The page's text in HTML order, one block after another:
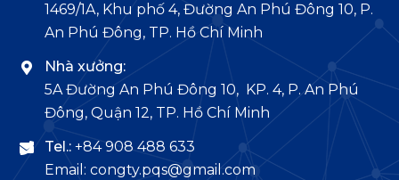
1469/1A, Khu phố 4, Đường An Phú Đông 10, P.
An Phú Đông, TP. Hồ Chí Minh
Nhà xưởng:
5A Đường An Phú Đông 10, KP. 4, P. An Phú
Đông, Quận 12, TP. Hồ Chí Minh
Tel.: +84 908 488 633
Email: congty.pqs@gmail.com